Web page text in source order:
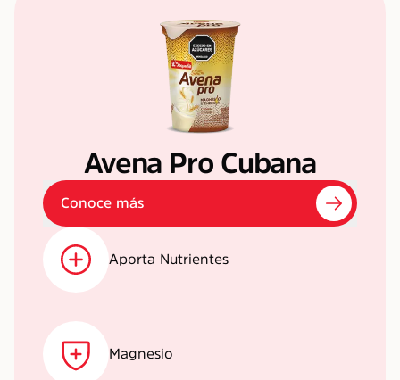
Avena Pro Cubana
Conoce más
Aporta Nutrientes
Magnesio